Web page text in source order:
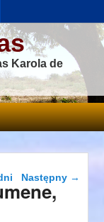
Karola de
wpisuNastępny →